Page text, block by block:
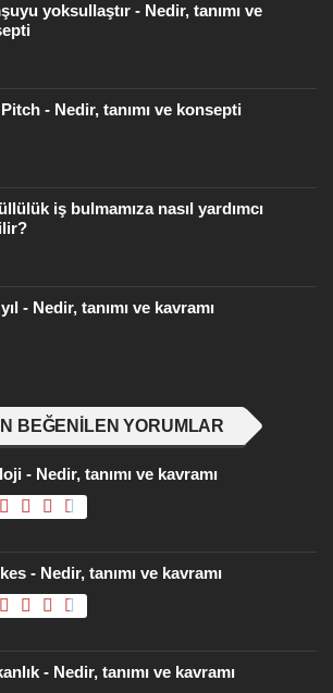
yoksullaştır - Nedir, tanımı ve
- Nedir, tanımı ve konsepti
iş bulmamıza nasıl yardımcı
- Nedir, tanımı ve kavramı
BEĞENILEN YORUMLAR
- Nedir, tanımı ve kavramı
- Nedir, tanımı ve kavramı
- Nedir, tanımı ve kavramı